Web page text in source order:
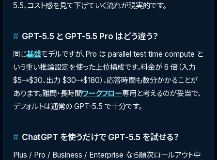
5.5、コスト感を見て下げていく流れが現実的です。
GPT-5.5 と GPT-5.5 Pro はどう違う？
同じ基盤モデルですが、Pro は parallel test time compute と
いう重い推論設定を使った上位構成です。料金が 6 倍（入力
$5→$30、出力 $30→$180）、応答時間も数分かかることが
あります。難問・長時間ワークフロー専用と考えるのが妥当で、
デフォルトは通常の GPT-5.5 で十分です。
ChatGPT を使うだけで GPT-5.5 を試せる？
Plus / Pro / Business / Enterprise なら順次ロールアウト中